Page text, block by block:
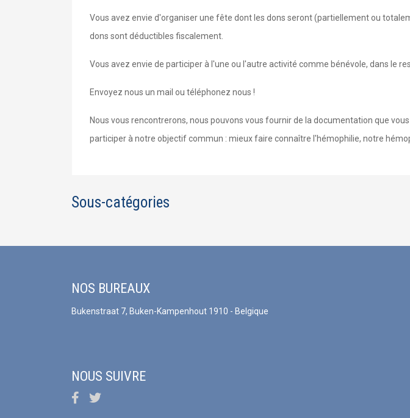
Vous avez envie d'organiser une fête dont les dons seront (partiellement ou
dons sont déductibles fiscalement.
Vous avez envie de participer à l'une ou l'autre activité comme bénévole, dans le
Envoyez nous un mail ou téléphonez nous !
Nous vous rencontrerons, nous pouvons vous fournir de la documentation que
participer à notre objectif commun : mieux faire connaître l'hémophilie, notre
Sous-catégories
NOS BUREAUX
Bukenstraat 7, Buken-Kampenhout 1910 - Belgique
NOUS SUIVRE